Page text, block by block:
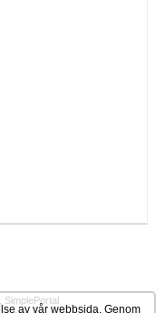
SimplePortal
av vår webbsida. Genom